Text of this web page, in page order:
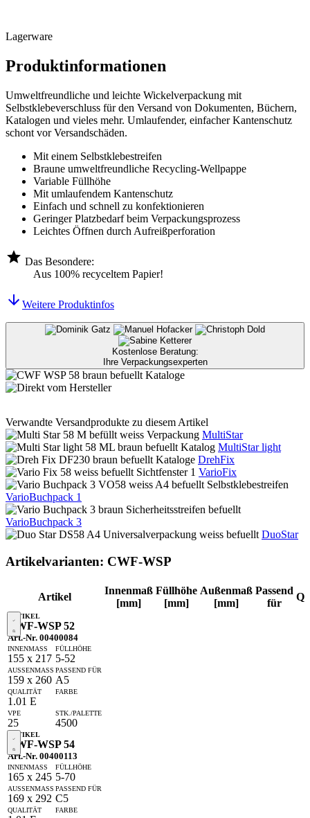
Lagerware
Produktinformationen
Umweltfreundliche und leichte Wickelverpackung mit
Selbstklebeverschluss für den Versand von Dokumenten, Büchern,
Katalogen und vieles mehr. Umlaufender, einfacher Kantenschutz
schont vor Versandschäden.
Mit einem Selbstklebestreifen
Braune umweltfreundliche Recycling-Wellpappe
Variable Füllhöhe
Mit umlaufendem Kantenschutz
Einfach und schnell zu konfektionieren
Geringer Platzbedarf beim Verpackungsprozess
Leichtes Öffnen durch Aufreißperforation
Das Besondere:
Aus 100% recyceltem Papier!
Weitere Produktinfos
Kostenlose Beratung:
Ihre Verpackungsexperten
Verwandte Versandprodukte zu diesem Artikel
MultiStar
MultiStar light
DrehFix
VarioFix
VarioBuchpack 1
VarioBuchpack 3
DuoStar
Artikelvarianten: CWF-WSP
Artikel
Innenmaß
[mm]
Füllhöhe
[mm]
Außenmaß
[mm]
Passend
für
CWF-WSP 52
Art.-Nr. 00400084
155 x 217 5-52
159 x 260 A5
1.01 E
25
4500
CWF-WSP 54
Art.-Nr. 00400113
165 x 245 5-70
169 x 292 C5